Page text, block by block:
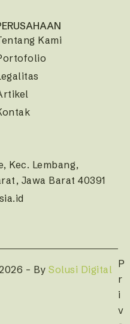
Kami
Kec. Lembang,
Jawa Barat 40391
– By Solusi Digital P
r
i
v